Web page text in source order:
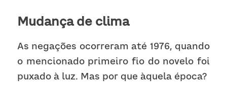
Mudança de clima
As negações ocorreram até 1976, quando
o mencionado primeiro fio do novelo foi
puxado à luz. Mas por que àquela época?